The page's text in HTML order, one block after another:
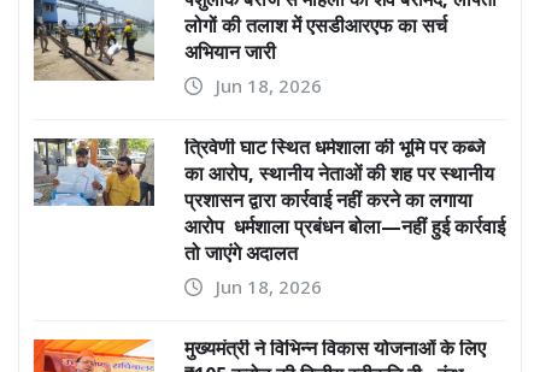
लोगों की तलाश में एसडीआरएफ का सर्च
अभियान जारी
Jun 18, 2026
त्रिवेणी घाट स्थित धर्मशाला की भूमि पर कब्जे
का आरोप, स्थानीय नेताओं की शह पर स्थानीय
प्रशासन द्वारा कार्रवाई नहीं करने का लगाया
आरोप धर्मशाला प्रबंधन बोला—नहीं हुई कार्रवाई
तो जाएंगे अदालत
Jun 18, 2026
मुख्यमंत्री ने विभिन्न विकास योजनाओं के लिए